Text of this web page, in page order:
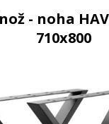
- noha
710x800